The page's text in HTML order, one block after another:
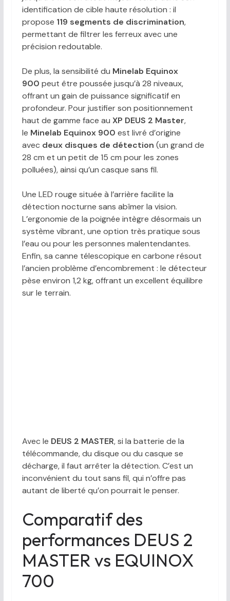
identification de cible haute résolution : il
propose 119 segments de discrimination,
permettant de filtrer les ferreux avec une
précision redoutable.
De plus, la sensibilité du Minelab Equinox
900 peut être poussée jusqu’à 28 niveaux,
offrant un gain de puissance significatif en
profondeur. Pour justifier son positionnement
haut de gamme face au XP DEUS 2 Master,
le Minelab Equinox 900 est livré d’origine
avec deux disques de détection (un grand de
28 cm et un petit de 15 cm pour les zones
polluées), ainsi qu’un casque sans fil.
Une LED rouge située à l’arrière facilite la
détection nocturne sans abîmer la vision.
L’ergonomie de la poignée intègre désormais un
système vibrant, une option très pratique sous
l’eau ou pour les personnes malentendantes.
Enfin, sa canne télescopique en carbone résout
l’ancien problème d’encombrement : le détecteur
pèse environ 1,2 kg, offrant un excellent équilibre
sur le terrain.
Avec le DEUS 2 MASTER, si la batterie de la
télécommande, du disque ou du casque se
décharge, il faut arrêter la détection. C’est un
inconvénient du tout sans fil, qui n’offre pas
autant de liberté qu’on pourrait le penser.
Comparatif des
performances DEUS 2
MASTER vs EQUINOX
700